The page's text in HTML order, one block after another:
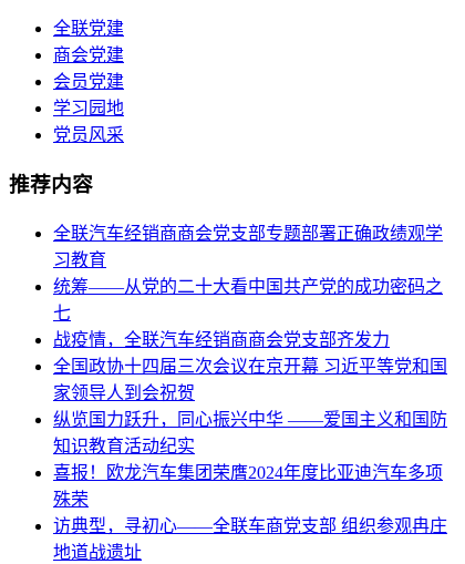
全联党建
商会党建
会员党建
学习园地
党员风采
推荐内容
全联汽车经销商商会党支部专题部署正确政绩观学
习教育
统筹——从党的二十大看中国共产党的成功密码之
七
战疫情，全联汽车经销商商会党支部齐发力
全国政协十四届三次会议在京开幕 习近平等党和国
家领导人到会祝贺
纵览国力跃升，同心振兴中华 ——爱国主义和国防
知识教育活动纪实
喜报！欧龙汽车集团荣膺2024年度比亚迪汽车多项
殊荣
访典型，寻初心——全联车商党支部 组织参观冉庄
地道战遗址